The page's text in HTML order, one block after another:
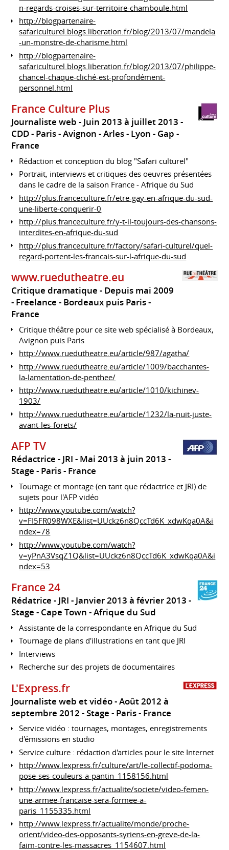
n-regards-croises-sur-territoire-chamboule.html
http://blogpartenaire-
safariculturel.blogs.liberation.fr/blog/2013/07/mandela
-un-monstre-de-charisme.html
http://blogpartenaire-
safariculturel.blogs.liberation.fr/blog/2013/07/philippe-
chancel-chaque-cliché-est-profondément-
personnel.html
France Culture Plus
Journaliste web
Juin 2013 à juillet 2013
CDD
Paris - Avignon - Arles - Lyon - Gap
France
Rédaction et conception du blog "Safari culturel"
Portrait, interviews et critiques des oeuvres présentées
dans le cadre de la saison France - Afrique du Sud
http://plus.franceculture.fr/etre-gay-en-afrique-du-sud-
une-liberte-conquerir-0
http://plus.franceculture.fr/y-t-il-toujours-des-chansons-
interdites-en-afrique-du-sud
http://plus.franceculture.fr/factory/safari-culturel/quel-
regard-portent-les-francais-sur-l-afrique-du-sud
www.ruedutheatre.eu
Critique dramatique
Depuis mai 2009
Freelance
Bordeaux puis Paris
France
Critique théâtre pour ce site web spécialisé à Bordeaux,
Avignon puis Paris
http://www.ruedutheatre.eu/article/987/agatha/
http://www.ruedutheatre.eu/article/1009/bacchantes-
la-lamentation-de-penthee/
http://www.ruedutheatre.eu/article/1010/kichinev-
1903/
http://www.ruedutheatre.eu/article/1232/la-nuit-juste-
avant-les-forets/
AFP TV
Rédactrice - JRI
Mai 2013 à juin 2013
Stage
Paris France
Tournage et montage (en tant que rédactrice et JRI) de
sujets pour l'AFP vidéo
http://www.youtube.com/watch?
v=FI5FR098WXE&list=UUckz6n8QccTd6K_xdwKqa0A&i
ndex=78
http://www.youtube.com/watch?
v=yPnA3VsqZ1Q&list=UUckz6n8QccTd6K_xdwKqa0A&i
ndex=53
France 24
Rédatrice - JRI
Janvier 2013 à février 2013
Stage
Cape Town Afrique du Sud
Assistante de la correspondante en Afrique du Sud
Tournage de plans d'illustrations en tant que JRI
Interviews
Recherche sur des projets de documentaires
L'Express.fr
Journaliste web et vidéo
Août 2012 à
septembre 2012 Stage Paris France
Service vidéo : tournages, montages, enregistrements
d'émissions en studio
Service culture : rédaction d'articles pour le site Internet
http://www.lexpress.fr/culture/art/le-collectif-podoma-
pose-ses-couleurs-a-pantin_1158156.html
http://www.lexpress.fr/actualite/societe/video-femen-
une-armee-francaise-sera-formee-a-
paris_1155335.html
http://www.lexpress.fr/actualite/monde/proche-
orient/video-des-opposants-syriens-en-greve-de-la-
faim-contre-les-massacres_1154607.html